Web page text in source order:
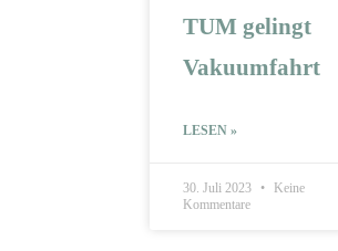
TUM gelingt
Vakuumfahrt
LESEN »
30. Juli 2023
Keine
Kommentare